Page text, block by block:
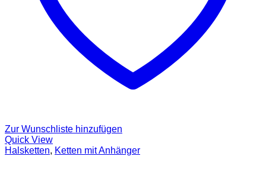
Zur Wunschliste hinzufügen
Quick View
Halsketten, Ketten mit Anhänger